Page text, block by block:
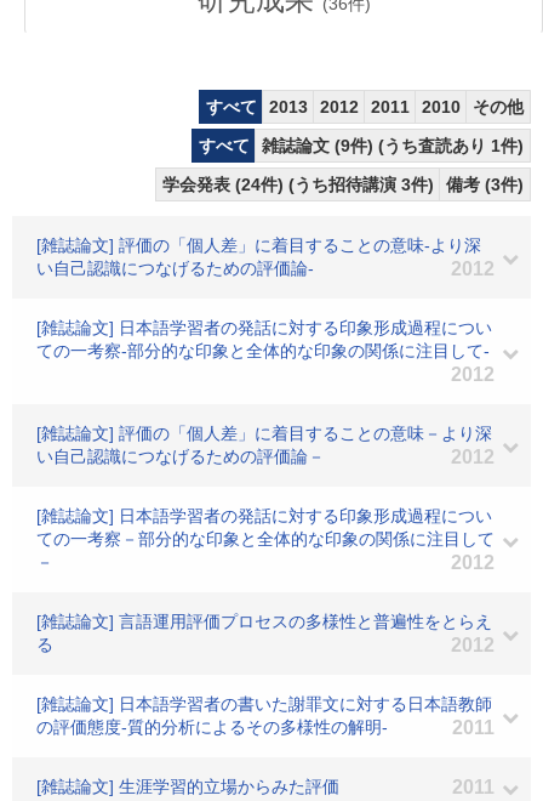
すべて 2013 2012 2011 2010
その他
すべて
雑誌論文 (9件) (うち査読あり 1件)
学会発表 (24件) (うち招待講演 3件)
備考 (3件)
[雑誌論文] 評価の「個人差」に着目することの意味-より深
い自己認識につなげるための評価論-
2012
[雑誌論文] 日本語学習者の発話に対する印象形成過程につい
ての一考察-部分的な印象と全体的な印象の関係に注目して-
2012
[雑誌論文] 評価の「個人差」に着目することの意味－より深
い自己認識につなげるための評価論－
2012
[雑誌論文] 日本語学習者の発話に対する印象形成過程につい
ての一考察－部分的な印象と全体的な印象の関係に注目して
－
2012
[雑誌論文] 言語運用評価プロセスの多様性と普遍性をとらえ
る
2012
[雑誌論文] 日本語学習者の書いた謝罪文に対する日本語教師
の評価態度-質的分析によるその多様性の解明-
2011
[雑誌論文] 生涯学習的立場からみた評価 2011